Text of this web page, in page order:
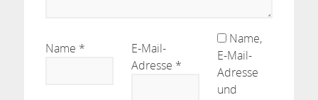
Name *
E-Mail-
Adresse *
Name,
E-Mail-
Adresse
und